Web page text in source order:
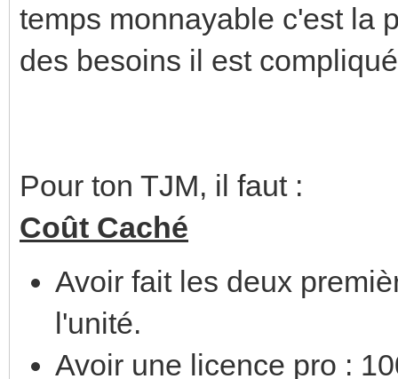
temps monnayable c'est la
des besoins il est
Pour ton TJM, il faut :
Coût Caché
Avoir fait les deux
l'unité.
Avoir une licence pro :